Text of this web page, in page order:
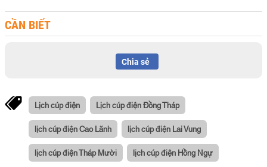
CẦN BIẾT
Chia sẻ
Lịch cúp điện Lịch cúp điện Đồng Tháp
lịch cúp điện Cao Lãnh lịch cúp điện Lai Vung
lịch cúp điện Tháp Mười lịch cúp điện Hồng Ngự